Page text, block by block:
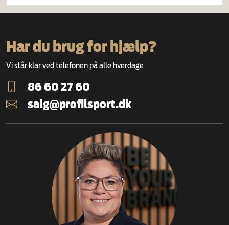
Har du brug for hjælp?
Vi står klar ved telefonen på alle hverdage
86 60 27 60
salg@profilsport.dk